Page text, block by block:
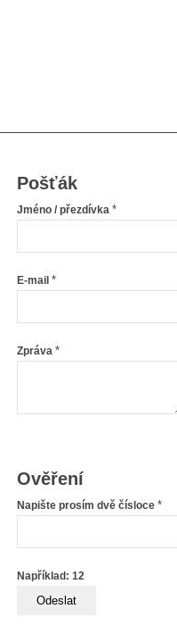
Pošťák
Jméno / přezdívka *
E-mail *
Zpráva *
Ověření
Napište prosím dvě čísloce *
Například: 12